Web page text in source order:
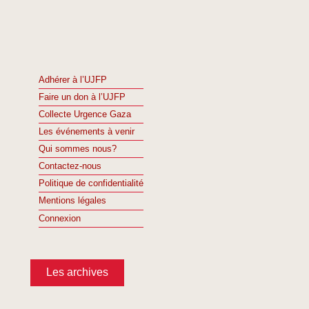
Adhérer à l’UJFP
Faire un don à l’UJFP
Collecte Urgence Gaza
Les événements à venir
Qui sommes nous?
Contactez-nous
Politique de confidentialité
Mentions légales
Connexion
Les archives